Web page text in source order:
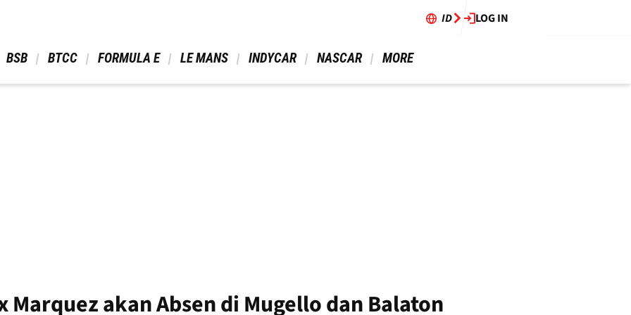
ID LOG IN
BSB BTCC FORMULA E LE MANS INDYCAR NASCAR MORE
akan Absen di Mugello dan Balaton